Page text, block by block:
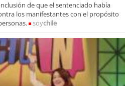
de que el sentenciado había
los manifestantes con el propósito
soychile